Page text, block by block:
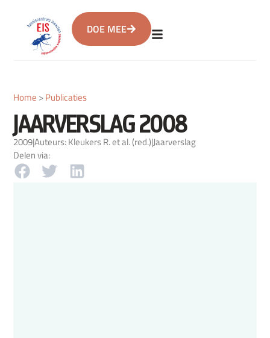
DOE MEE
Home >Publicaties
JAARVERSLAG 2008
2009|Auteurs: Kleukers R. et al. (red.)|Jaarverslag
Delen via: